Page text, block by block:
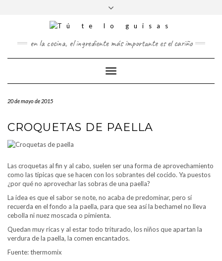
US
FACEBOOK
TWITTER
INSTAGRAM
cabecera
en la cocina, el ingrediente más importante es el cariño
Cambiar
modo
20 de mayo de 2015
CROQUETAS DE PAELLA
Las croquetas al fin y al cabo, suelen ser una forma de aprovechamiento
como las típicas que se hacen con los sobrantes del cocido. Ya puestos
¿por qué no aprovechar las sobras de una paella?
La idea es que el sabor se note, no acaba de predominar, pero sí
recuerda en el fondo a la paella, para que sea así la bechamel no lleva
cebolla ni nuez moscada o pimienta.
Quedan muy ricas y al estar todo triturado, los niños que apartan la
verdura de la paella, la comen encantados.
Fuente: thermomix